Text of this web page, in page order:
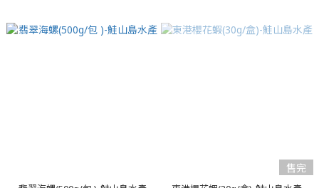
售完